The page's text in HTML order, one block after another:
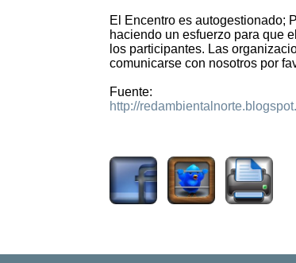
El Encentro es autogestionado;
haciendo un esfuerzo para que
los participantes. Las
comunicarse con nosotros por
Fuente:
http://